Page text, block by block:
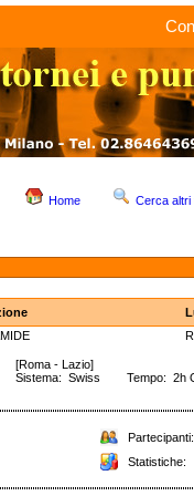
Home Cerca altri
[Roma - Lazio]
Sistema: Swiss Tempo: 2h
Partecipanti:
Statistiche: